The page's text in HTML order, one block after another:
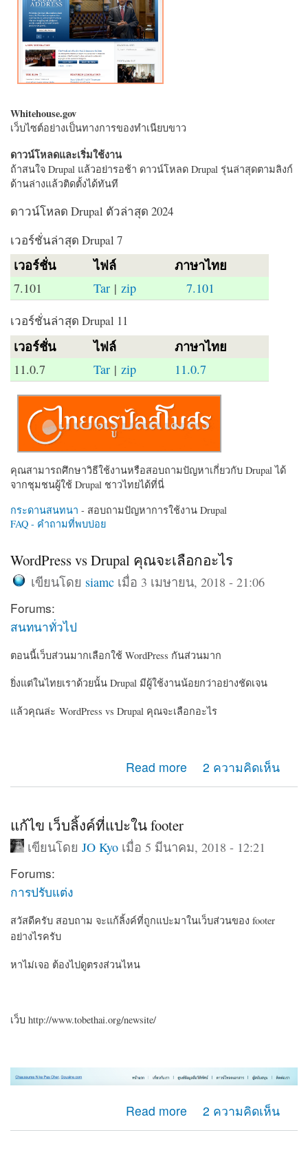
Whitehouse.gov
เว็บไซต์อย่างเป็นทางการของทำเนียบขาว
ดาวน์โหลดและเริ่มใช้งาน
ถ้าสนใจ Drupal แล้วอย่ารอช้า ดาวน์โหลด Drupal รุ่นล่าสุดตามลิงก์
ด้านล่างแล้วติดตั้งได้ทันที
ดาวน์โหลด Drupal ตัวล่าสุด 2024
เวอร์ชั่นล่าสุด Drupal 7
เวอร์ชั่น ไฟล์ ภาษาไทย
7.101 Tar |zip 7.101
เวอร์ชั่นล่าสุด Drupal 11
เวอร์ชั่น ไฟล์ ภาษาไทย
11.0.7 Tar | zip 11.0.7
คุณสามารถศึกษาวิธีใช้งานหรือสอบถามปัญหาเกี่ยวกับ Drupal ได้
จากชุมชนผู้ใช้ Drupal ชาวไทยได้ที่นี่
กระดานสนทนา - สอบถามปัญหาการใช้งาน Drupal
FAQ - คำถามที่พบบ่อย
WordPress vs Drupal คุณจะเลือกอะไร
เขียนโดย siamc เมื่อ 3 เมษายน, 2018 - 21:06
Forums:
สนทนาทั่วไป
ตอนนี้เว็บส่วนมากเลือกใช้ WordPress กันส่วนมาก
ยิ่งแต่ในไทยเราด้วยนั้น Drupal มีผู้ใช้งานน้อยกว่าอย่างชัดเจน
แล้วคุณล่ะ WordPress vs Drupal คุณจะเลือกอะไร
Read more
about WordPress vs Drupal คุณจะเลือกอะไร2 ความคิดเห็น
แก้ไข เว็บลิ้งค์ที่แปะใน footer
เขียนโดย JO Kyo เมื่อ 5 มีนาคม, 2018 - 12:21
Forums:
การปรับแต่ง
สวัสดีครับ สอบถาม จะแก้ลิ้งค์ที่ถูกแปะมาในเว็บส่วนของ footer
อย่างไรครับ
หาไม่เจอ ต้องไปดูตรงส่วนไหน
เว็บ http://www.tobethai.org/newsite/
Read more
about แก้ไข เว็บลิ้งค์ที่แปะใน footer 2 ความคิดเห็น